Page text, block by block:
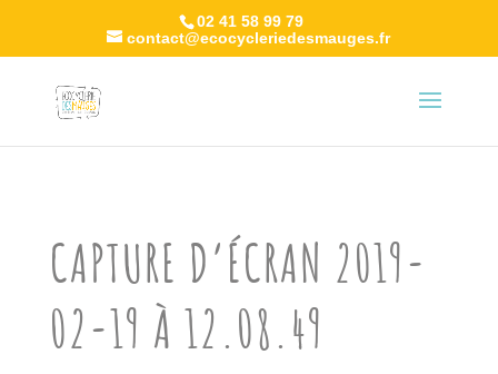
02 41 58 99 79
contact@ecocycleriedesmauges.fr
CAPTURE D’ÉCRAN 2019-
02-19 À 12.08.49